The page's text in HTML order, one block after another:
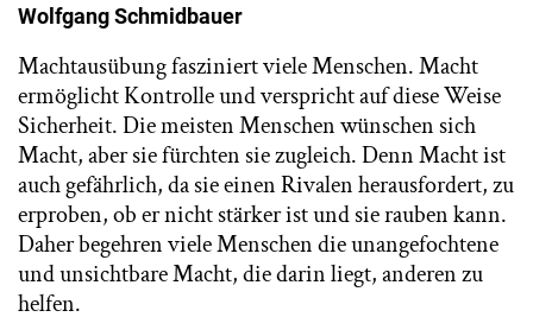
Wolfgang Schmidbauer
Machtausübung fasziniert viele Menschen. Macht
ermöglicht Kontrolle und verspricht auf diese Weise
Sicherheit. Die meisten Menschen wünschen sich
Macht, aber sie fürchten sie zugleich. Denn Macht ist
auch gefährlich, da sie einen Rivalen herausfordert, zu
erproben, ob er nicht stärker ist und sie rauben kann.
Daher begehren viele Menschen die unangefochtene
und unsichtbare Macht, die darin liegt, anderen zu
helfen.